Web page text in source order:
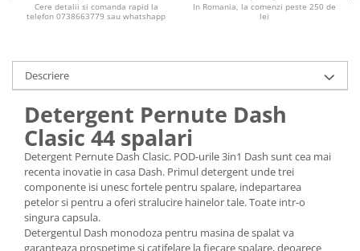
Apa de gura
Igiena intima
Tampoane si absorbante
Geluri si deodorante igiena intima
Produse manichiura & pedichiura
Oja si lac de unghii
Accesorii manichiura & pedichiura
Scutece adulti
Seturi cadou
Cere detalii si comanda rapid la
telefon 0738663779 sau whatshapp
In Romania, la comenzi peste 250 de
lei
Descriere
Detergent Pernute Dash
Clasic 44 spalari
Detergent Pernute Dash Clasic. POD-urile 3in1 Dash sunt cea mai
recenta inovatie in casa Dash. Primul detergent unde trei
componente isi unesc fortele pentru spalare, indepartarea
petelor si pentru a oferi stralucire hainelor tale. Toate intr-o
singura capsula.
Detergentul Dash monodoza pentru masina de spalat va
garanteaza prospetime si catifelare la fiecare spalare, deoarece